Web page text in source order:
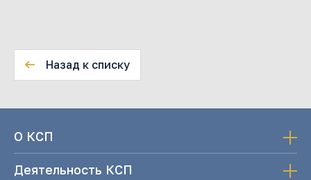
Назад к списку
О КСП
Деятельность КСП